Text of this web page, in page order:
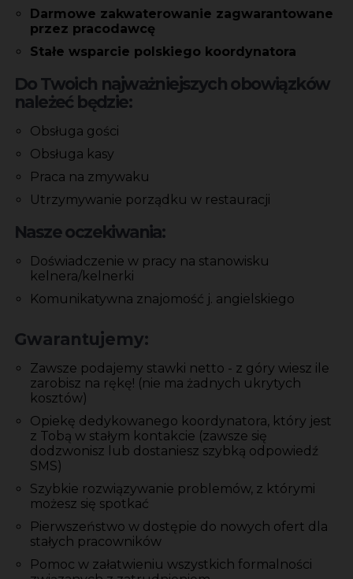
Darmowe zakwaterowanie zagwarantowane
przez pracodawcę
Stałe wsparcie polskiego koordynatora
Do Twoich najważniejszych obowiązków
należeć będzie:
Obsługa gości
Obsługa kasy
Praca na zmywaku
Utrzymywanie porządku w restauracji
Nasze oczekiwania:
Doświadczenie w pracy na stanowisku
kelnera/kelnerki
Komunikatywna znajomość j. angielskiego
Gwarantujemy:
Zawsze podajemy stawki netto - z góry wiesz ile
zarobisz na rękę! (nie ma żadnych ukrytych
kosztów)
Opiekę dedykowanego koordynatora, który jest
z Tobą w stałym kontakcie (zawsze się
dodzwonisz lub dostaniesz szybką odpowiedź
SMS)
Szybkie rozwiązywanie problemów, z którymi
możesz się spotkać
Pierwszeństwo w dostępie do nowych ofert dla
stałych pracowników
Pomoc w załatwieniu wszystkich formalności